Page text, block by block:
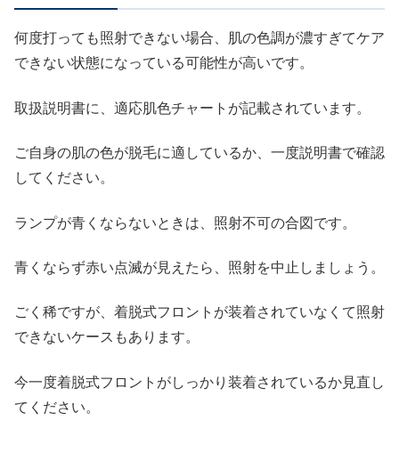
何度打っても照射できない場合、肌の色調が濃すぎてケア
できない状態になっている可能性が高いです。
取扱説明書に、適応肌色チャートが記載されています。
ご自身の肌の色が脱毛に適しているか、一度説明書で確認
してください。
ランプが青くならないときは、照射不可の合図です。
青くならず赤い点滅が見えたら、照射を中止しましょう。
ごく稀ですが、着脱式フロントが装着されていなくて照射
できないケースもあります。
今一度着脱式フロントがしっかり装着されているか見直し
てください。